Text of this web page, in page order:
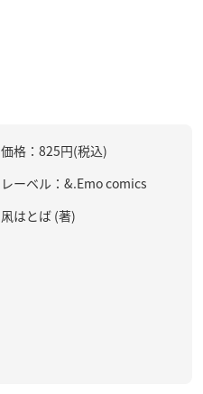
価格：825円(税込)
レーベル：&.Emo comics
凩はとば (著)